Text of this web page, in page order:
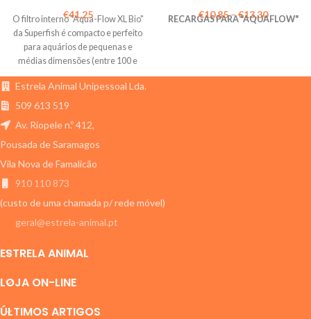
€41,25
O filtro interno "Aqua-Flow XL Bio"
da Superfish é compacto e perfeito
para aquários de pequenas e
médias dimensões (entre 100 e
200 litros).
€10,85–€13,30
RECARGAS PARA "AQUAFLOW"
Estrela Animal Unipessoal Lda.
509 613 519
Av. Riopele n.º 412,
Pousada de Saramagos
Vila Nova de Famalicão
910 110 873
(custo de uma chamada p/ rede móvel)
geral@estrela-animal.pt
ESTRELA ANIMAL
LOJA ON-LINE
ÚLTIMOS ARTIGOS